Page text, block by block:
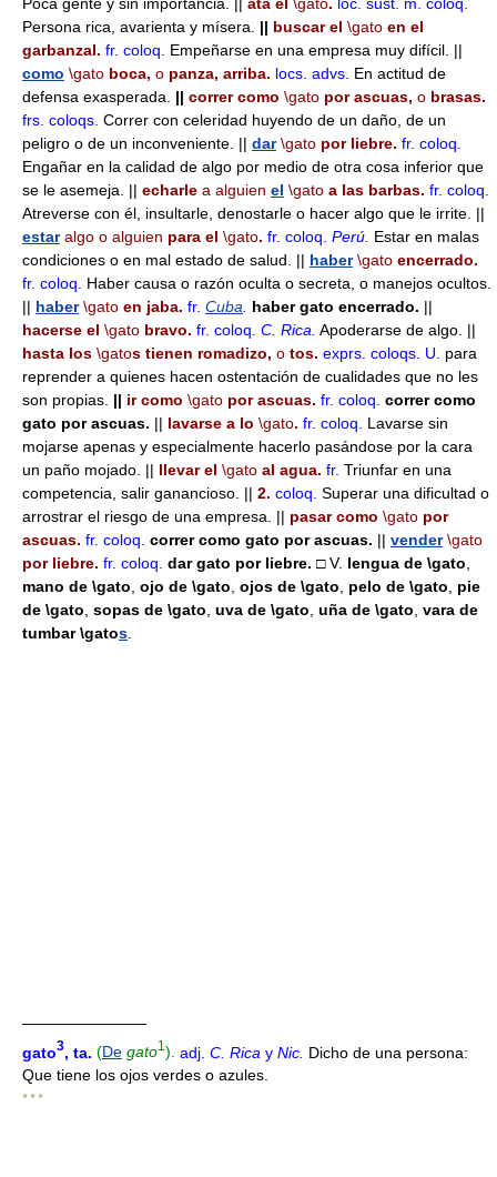
Persona rica, avarienta y mísera.
|| buscar el \gato en el
garbanzal. fr. coloq.
Empeñarse en una empresa muy difícil. ||
como \gato boca, o panza, arriba. locs. advs. En actitud de
defensa exasperada.
|| correr como \gato por ascuas, o brasas.
frs. coloqs. Correr con celeridad huyendo de un daño, de un
peligro o de un inconveniente. || dar \gato por liebre. fr. coloq.
Engañar en la calidad de algo por medio de otra cosa inferior que
se le asemeja. || echarle a alguien el \gato a las barbas. fr. coloq.
Atreverse con él, insultarle, denostarle o hacer algo que le irrite. ||
estar algo o alguien para el \gato. fr. coloq. Perú Estar en malas
condiciones o en mal estado de salud. || haber \gato encerrado.
fr. coloq.
Haber causa o razón oculta o secreta, o manejos ocultos.
|| haber \gato en jaba. fr. Cuba haber gato encerrado. ||
hacerse el \gato bravo. fr. coloq. C. Rica Apoderarse de algo. ||
hasta los \gatos tienen romadizo, o tos. exprs. coloqs. U.
para
reprender a quienes hacen ostentación de cualidades que no les
son propias. || ir como \gato por ascuas. fr. coloq. correr como
gato por ascuas. || lavarse a lo \gato. fr. coloq.
Lavarse sin
mojarse apenas y especialmente hacerlo pasándose por la cara
un paño mojado. || llevar el \gato al agua. fr. Triunfar en una
competencia, salir ganancioso. || 2. coloq. Superar una dificultad o
arrostrar el riesgo de una empresa. || pasar como \gato por
ascuas. fr. coloq. correr como gato por ascuas. || vender \gato
por liebre. fr. coloq. dar gato por liebre. □ V. lengua de \gato
mano de \gato ojo de \gato ojos de \gato pelo de \gato
pie
de \gato sopas de \gato uva de \gato uña de \gato vara de
tumbar\gatos
————————
gato3, ta. (De gato1). adj. C. Rica y Nic. Dicho de una persona:
Que tiene los ojos verdes o azules.
* * *